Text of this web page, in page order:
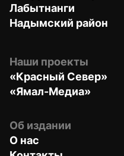
Лабытнанги
Надымский район
Наши проекты
«Красный Север»
«Ямал-Медиа»
Об издании
О нас